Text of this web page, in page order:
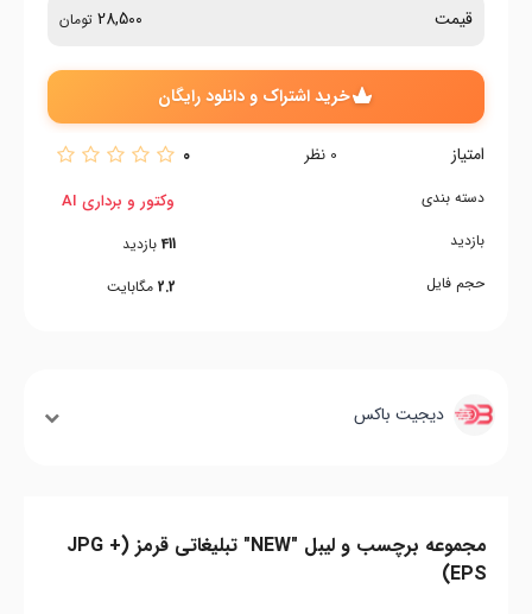
قیمت 28,500 تومان
خرید اشتراک و دانلود رایگان
امتیاز 0 نظر 0
دسته بندی
بازدید
حجم فایل
وکتور و برداری AI
411 بازدید
2.2 مگابایت
دیجیت باکس
مجموعه برچسب و لیبل "NEW" تبلیغاتی قرمز (JPG +
EPS)